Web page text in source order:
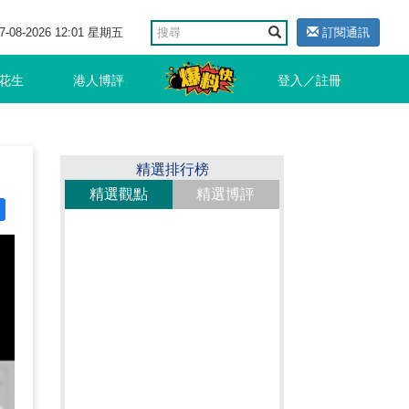
08-2026 12:01 星期五 訂閱通訊
生 港人博評 登入／註冊
精選排行榜
精選觀點
精選博評